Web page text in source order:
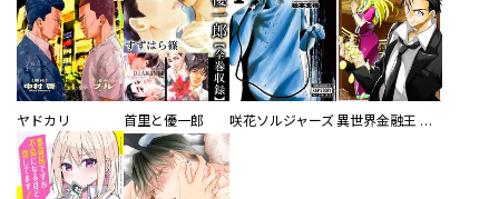
ヤドカリ 首里と優一郎 咲花ソルジャーズ 異世界金融王 ～クローネ・ゴルディオンの覇道～